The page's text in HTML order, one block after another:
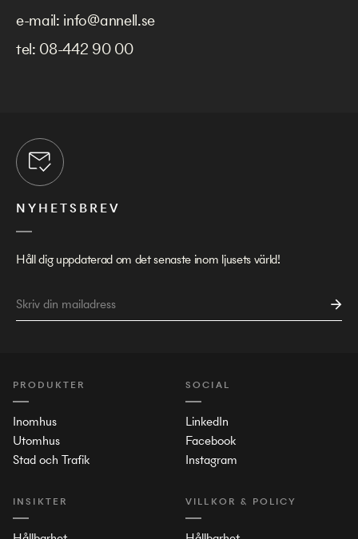
e-mail: info@annell.se
tel: 08-442 90 00
NYHETSBREV
Håll dig uppdaterad om det senaste inom ljusets värld!
PRODUKTER
Inomhus
Utomhus
Stad och Trafik
INSIKTER
SOCIAL
LinkedIn
Facebook
Instagram
VILLKOR & POLICY